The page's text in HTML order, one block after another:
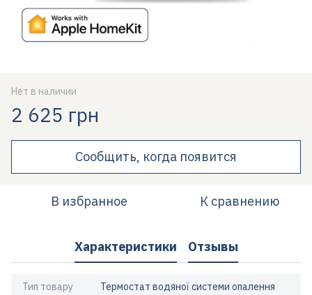
Нет в наличии
2 625 грн
Сообщить, когда появится
В избранное К сравнению
Характеристики Отзывы
Тип товару Термостат водяної системи опалення